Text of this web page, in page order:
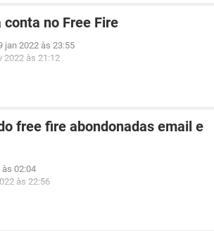
conta no Free Fire
jan 2022 às 23:55
2022 às 21:12
free fire abondonadas email e
às 02:04
às 22:56